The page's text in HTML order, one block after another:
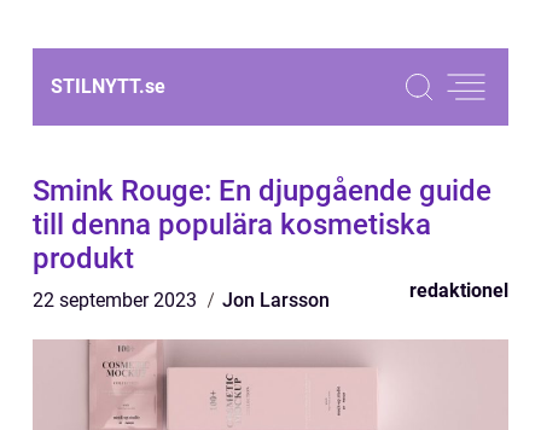
STILNYTT.se
Smink Rouge: En djupgående guide
till denna populära kosmetiska
produkt
22 september 2023 Jon Larsson redaktionel